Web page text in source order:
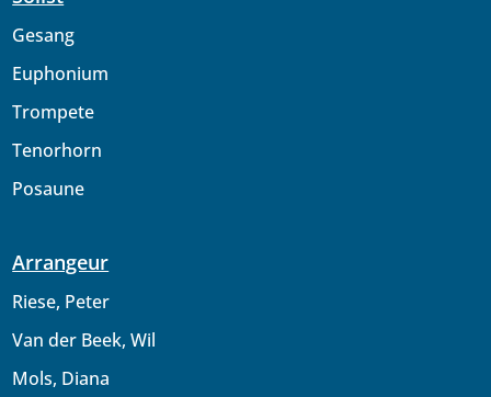
Gesang
Euphonium
Trompete
Tenorhorn
Posaune
Arrangeur
Riese, Peter
Van der Beek, Wil
Mols, Diana